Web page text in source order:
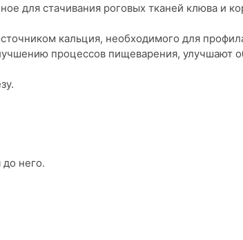
для стачивания роговых тканей клюва и
кальция, необходимого для
процессов пищеварения, улучшают
до него.